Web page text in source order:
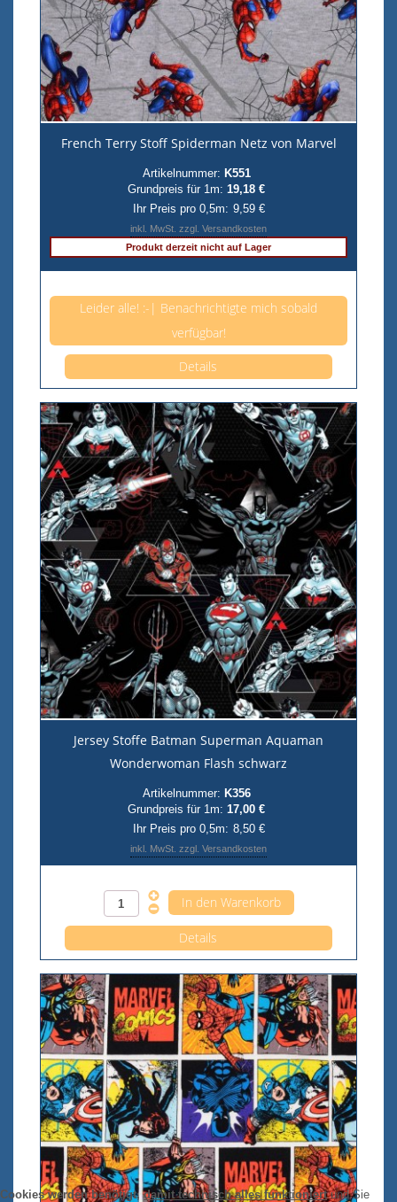
French Terry Stoff Spiderman Netz von Marvel
Artikelnummer: K551
Grundpreis für 1m: 19,18 €
Ihr Preis pro 0,5m: 9,59 €
inkl. MwSt. zzgl. Versandkosten
Produkt derzeit nicht auf Lager
Leider alle! :-| Benachrichtigte mich sobald
verfügbar!
Details
Jersey Stoffe Batman Superman Aquaman
Wonderwoman Flash schwarz
Artikelnummer: K356
Grundpreis für 1m: 17,00 €
Ihr Preis pro 0,5m: 8,50 €
inkl. MwSt. zzgl. Versandkosten
Details
Cookies werden benötigt,damit technisch alles funktioniertund Sie